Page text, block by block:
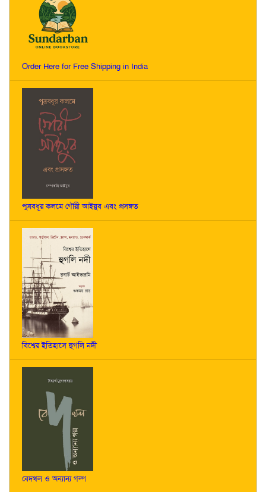
Order Here for Free Shipping in India
পুত্রবধূর কলমে গৌরী আইয়ুব এবং প্রসঙ্গত
বিশ্বের ইতিহাসে হুগলি নদী
বেদখল ও অন্যান্য গল্প